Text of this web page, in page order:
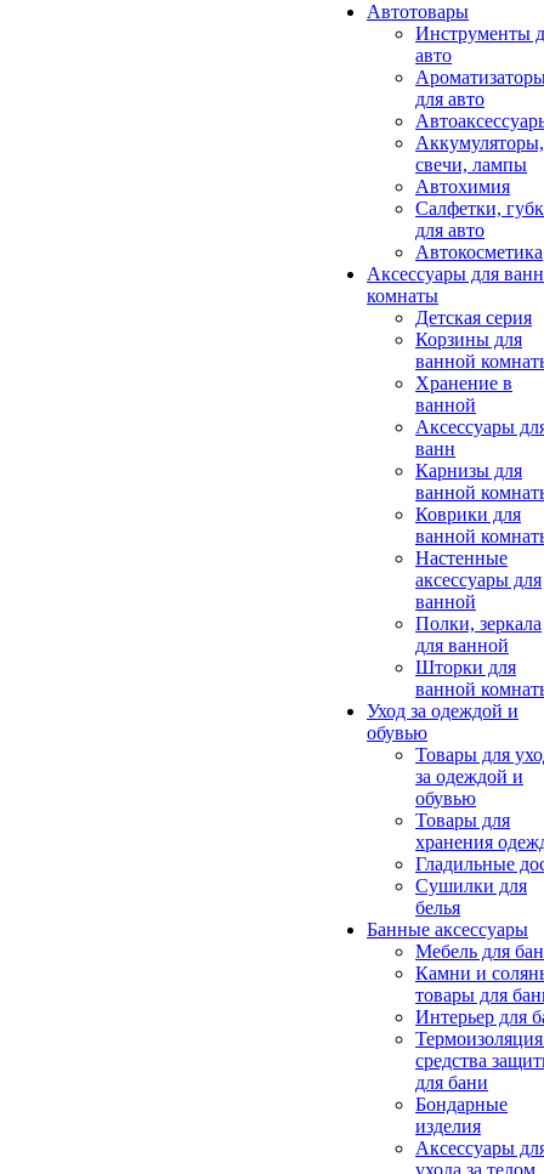
Автотовары
Инструменты
авто
для авто
Аккумуляторы,
свечи, лампы
Автохимия
Салфетки,
для авто
Автокосметика
Аксессуары для
комнаты
Детская серия
Корзины для
ванной
Хранение в
ванной
Аксессуары
ванн
Карнизы для
ванной
Коврики для
ванной
Настенные
аксессуары для
ванной
Полки, зеркала
для ванной
Шторки для
ванной
Уход за одеждой и
обувью
Товары для
за одеждой и
обувью
Товары для
хранения
Гладильные
Сушилки для
белья
Банные аксессуары
Мебель для
Камни и
товары для
Интерьер для
средства
для бани
Бондарные
изделия
Аксеcсуары
ухода за телом